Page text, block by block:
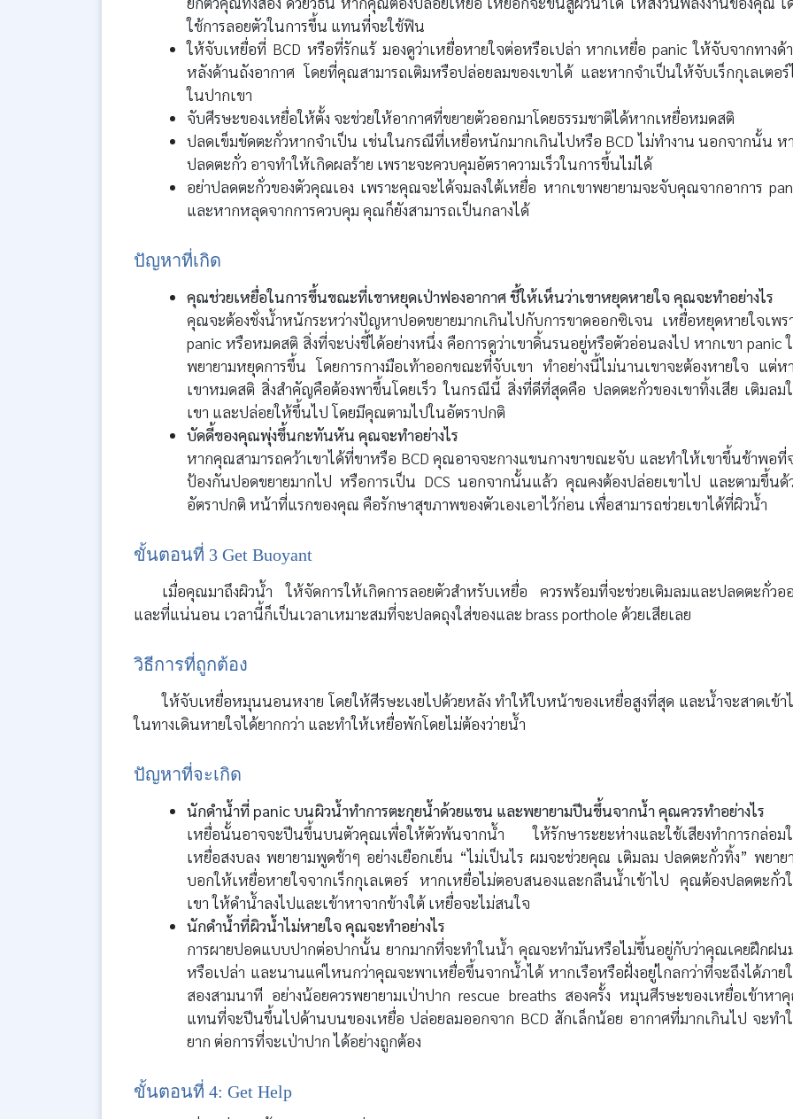
ใช้การลอยตัวในการขึ้น แทนที่จะใช้ฟิน
ให้จับเหยื่อที่ BCD หรือที่รักแร้ มองดูว่าเหยื่อหายใจต่อหรือเปล่า หากเหยื่อ panic ให้จับจากทางด้
หลังด้านถังอากาศ โดยที่คุณสามารถเติมหรือปล่อยลมของเขาได้ และหากจำเป็นให้จับเร็กกุเลเตอร์
ในปากเขา
จับศีรษะของเหยื่อให้ตั้ง จะช่วยให้อากาศที่ขยายตัวออกมาโดยธรรมชาติได้หากเหยื่อหมดสติ
ปลดเข็มขัดตะกั่วหากจำเป็น เช่นในกรณีที่เหยื่อหนักมากเกินไปหรือ BCD ไม่ทำงาน นอกจากนั้น ห
ปลดตะกั่ว อาจทำให้เกิดผลร้าย เพราะจะควบคุมอัตราความเร็วในการขึ้นไม่ได้
อย่าปลดตะกั่วของตัวคุณเอง เพราะคุณจะได้จมลงใต้เหยื่อ หากเขาพยายามจะจับคุณจากอาการ
และหากหลุดจากการควบคุม คุณก็ยังสามารถเป็นกลางได้
ปัญหาที่เกิด
คุณช่วยเหยื่อในการขึ้นขณะที่เขาหยุดเป่าฟองอากาศ ชี้ให้เห็นว่าเขาหยุดหายใจ คุณจะทำอย่างไร
คุณจะต้องชั่งน้ำหนักระหว่างปัญหาปอดขยายมากเกินไปกับการขาดออกซิเจน เหยื่อหยุดหายใจเพร
panic หรือหมดสติ สิ่งที่จะบ่งชี้ได้อย่างหนึ่ง คือการดูว่าเขาดิ้นรนอยู่หรือตัวอ่อนลงไป หากเขา panic
พยายามหยุดการขึ้น โดยการกางมือเท้าออกขณะที่จับเขา ทำอย่างนี้ไม่นานเขาจะต้องหายใจ แต่ห
เขาหมดสติ สิ่งสำคัญคือต้องพาขึ้นโดยเร็ว ในกรณีนี้ สิ่งที่ดีที่สุดคือ ปลดตะกั่วของเขาทิ้งเสีย เติมลม
เขา และปล่อยให้ขึ้นไป โดยมีคุณตามไปในอัตราปกติ
บัดดี้ของคุณพุ่งขึ้นกะทันหัน คุณจะทำอย่างไร
หากคุณสามารถคว้าเขาได้ที่ขาหรือ BCD คุณอาจจะกางแขนกางขาขณะจับ และทำให้เขาขึ้นช้าพอที่
ป้องกันปอดขยายมากไป หรือการเป็น DCS นอกจากนั้นแล้ว คุณคงต้องปล่อยเขาไป และตามขึ้นด้
อัตราปกติ หน้าที่แรกของคุณ คือรักษาสุขภาพของตัวเองเอาไว้ก่อน เพื่อสามารถช่วยเขาได้ที่ผิวน้ำ
ขั้นตอนที่ 3 Get Buoyant
เมื่อคุณมาถึงผิวน้ำ ให้จัดการให้เกิดการลอยตัวสำหรับเหยื่อ ควรพร้อมที่จะช่วยเติมลมและปลดตะกั่วอ
และที่แน่นอน เวลานี้ก็เป็นเวลาเหมาะสมที่จะปลดถุงใส่ของและ brass porthole ด้วยเสียเลย
วิธีการที่ถูกต้อง
ให้จับเหยื่อหมุนนอนหงาย โดยให้ศีรษะเงยไปด้วยหลัง ทำให้ใบหน้าของเหยื่อสูงที่สุด และน้ำจะสาดเข้า
ในทางเดินหายใจได้ยากกว่า และทำให้เหยื่อพักโดยไม่ต้องว่ายน้ำ
ปัญหาที่จะเกิด
นักดำน้ำที่ panic บนผิวน้ำทำการตะกุยน้ำด้วยแขน และพยายามปีนขึ้นจากน้ำ คุณควรทำอย่างไร
เหยื่อนั้นอาจจะปีนขึ้นบนตัวคุณเพื่อให้ตัวพ้นจากน้ำ ให้รักษาระยะห่างและใช้เสียงทำการกล่อม
เหยื่อสงบลง พยายามพูดช้าๆ อย่างเยือกเย็น “ไม่เป็นไร ผมจะช่วยคุณ เติมลม ปลดตะกั่วทิ้ง” พยาย
บอกให้เหยื่อหายใจจากเร็กกุเลเตอร์ หากเหยื่อไม่ตอบสนองและกลืนน้ำเข้าไป คุณต้องปลดตะกั่ว
เขา ให้ดำน้ำลงไปและเข้าหาจากข้างใต้ เหยื่อจะไม่สนใจ
นักดำน้ำที่ผิวน้ำไม่หายใจ คุณจะทำอย่างไร
การผายปอดแบบปากต่อปากนั้น ยากมากที่จะทำในน้ำ คุณจะทำมันหรือไม่ขึ้นอยู่กับว่าคุณเคยฝึกฝน
หรือเปล่า และนานแค่ไหนกว่าคุณจะพาเหยื่อขึ้นจากน้ำได้ หากเรือหรือฝั่งอยู่ไกลกว่าที่จะถึงได้ภาย
สองสามนาที อย่างน้อยควรพยายามเป่าปาก rescue breaths สองครั้ง หมุนศีรษะของเหยื่อเข้าหา
แทนที่จะปีนขึ้นไปด้านบนของเหยื่อ ปล่อยลมออกจาก BCD สักเล็กน้อย อากาศที่มากเกินไป จะทำ
ยาก ต่อการที่จะเป่าปาก ได้อย่างถูกต้อง
ขั้นตอนที่ 4: Get Help